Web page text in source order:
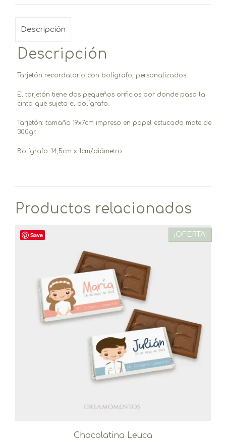
Descripción
Descripción
Tarjetón recordatorio con bolígrafo, personalizados.
El tarjetón tiene dos pequeños orificios por donde pasa la
cinta que sujeta el bolígrafo.
Tarjetón: tamaño 19x7cm impreso en papel estucado mate de
300gr.
Bolígrafo: 14,5cm x 1cm/diámetro.
Productos relacionados
Save ¡OFERTA!
Chocolatina Leuca